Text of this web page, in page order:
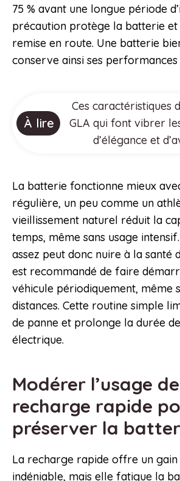
75 % avant une longue période
précaution protège la batterie
remise en route. Une batterie
conserve ainsi ses
À lire
Ces caractéristiques
GLA qui font vibrer
d’élégance et
La batterie fonctionne mieux
régulière, un peu comme un
vieillissement naturel réduit la
temps, même sans usage
assez peut donc nuire à la santé
est recommandé de faire
véhicule périodiquement, même
distances. Cette routine simple
de panne et prolonge la durée
électrique.
Modérer l’usage
recharge rapide
préserver la
La recharge rapide offre un gain
indéniable, mais elle fatigue la